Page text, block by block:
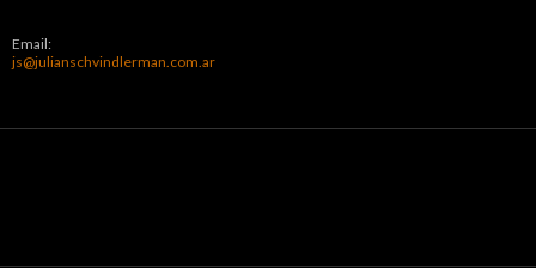
Email:
js@julianschvindlerman.com.ar